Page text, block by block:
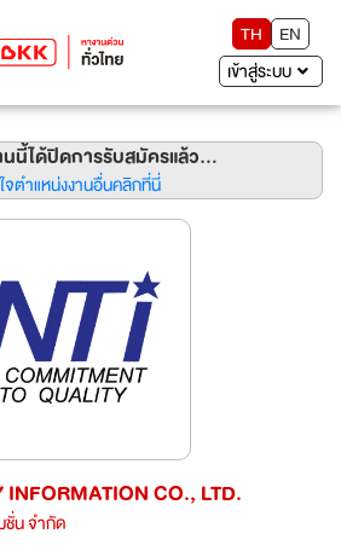
TH
EN
เข้าสู่ระบบ
นนี้ได้ปิดการรับสมัครแล้ว...
จตำแหน่งงานอื่นคลิกที่นี่
INFORMATION CO., LTD.
ชั่น จำกัด